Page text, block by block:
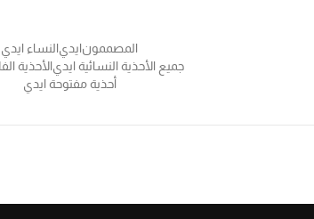
المصممونايديالنساء ايدي
جميع الأحذية النسائية ايديالأحذية
أحذية مفتوحة ايدي